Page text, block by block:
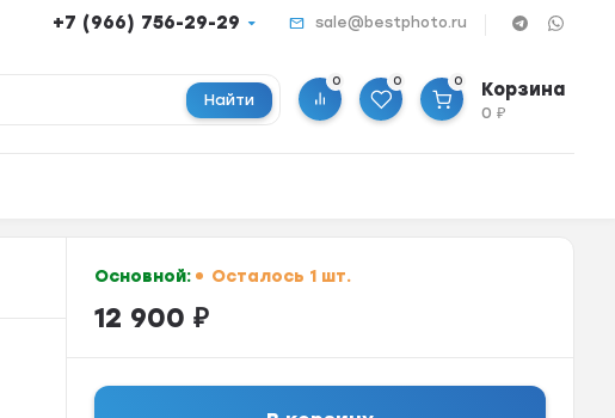
+7 (966) 756-29-29 sale@bestphoto.ru
Найти
0 0 0 Корзина
0₽
Основной: Осталось 1 шт.
12 900 ₽